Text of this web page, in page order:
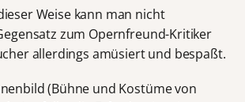
Weise kann man nicht
zum Opernfreund-Kritiker
allerdings amüsiert und bespaßt.
(Bühne und Kostüme von